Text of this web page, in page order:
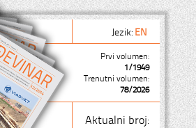
Jezik:EN
Prvi volumen:
1/1949
Trenutni volumen:
78/2026
Aktualni broj: